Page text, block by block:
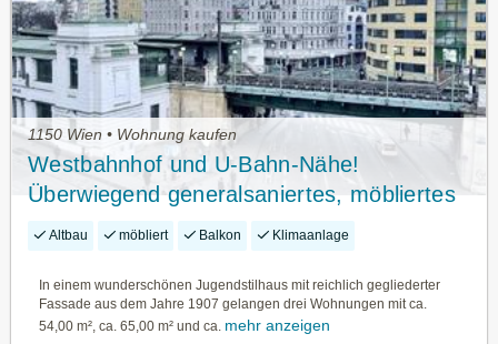
1150 Wien • Wohnung kaufen
Westbahnhof und U-Bahn-Nähe!
Überwiegend generalsaniertes, möbliertes
Wohnungspaket mit Airbnb-Eignung in
Altbau möbliert Balkon Klimaanlage
In einem wunderschönen Jugendstilhaus mit reichlich gegliederter
Fassade aus dem Jahre 1907 gelangen drei Wohnungen mit ca.
54,00 m², ca. 65,00 m² und ca. mehr anzeigen